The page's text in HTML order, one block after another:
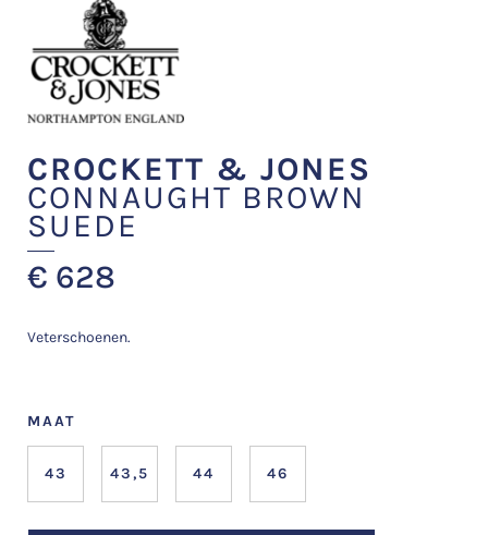
CROCKETT & JONES
CONNAUGHT BROWN
SUEDE
€ 628
Veterschoenen.
MAAT
43 43,5 44 46